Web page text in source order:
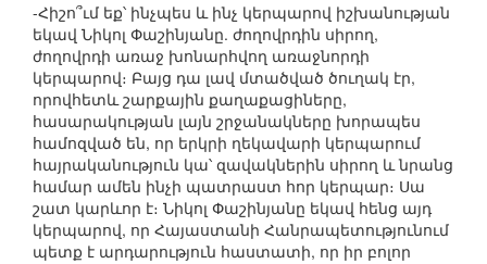
-Հիշո՞ւմ եք՝ ինչպես և ինչ կերպարով իշխանության
եկավ Նիկոլ Փաշինյանը. ժողովրդին սիրող,
ժողովրդի առաջ խոնարհվող առաջնորդի
կերպարով։ Բայց դա լավ մտածված ծուղակ էր,
որովհետև շարքային քաղաքացիները,
հասարակության լայն շրջանակները խորապես
համոզված են, որ երկրի ղեկավարի կերպարում
հայրականություն կա՝ զավակներին սիրող և նրանց
համար ամեն ինչի պատրաստ հոր կերպար։ Սա
շատ կարևոր է։ Նիկոլ Փաշինյանը եկավ հենց այդ
կերպարով, որ Հայաստանի Հանրապետությունում
պետք է արդարություն հաստատի, որ իր բոլոր